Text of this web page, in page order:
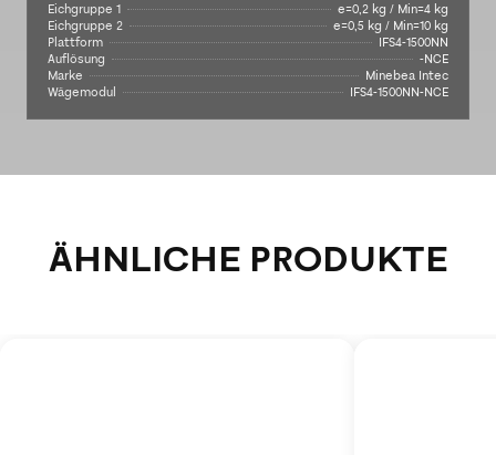
Eichgruppe 1
e=0,2 kg / Min=4 kg
Eichgruppe 2
e=0,5 kg / Min=10 kg
Plattform
IFS4-1500NN
Auflösung
-NCE
Marke
Minebea Intec
Wägemodul
IFS4-1500NN-NCE
ÄHNLICHE PRODUKTE